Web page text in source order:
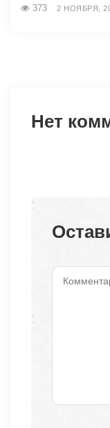
373 2 НОЯБРЯ,
Нет